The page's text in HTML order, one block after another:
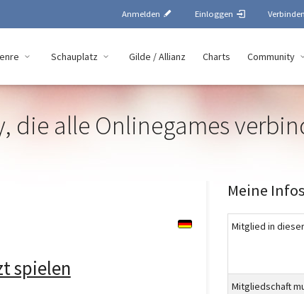
Anmelden Einloggen Verbinden
Schauplatz Gilde / Allianz Charts Community
die alle Onlinegames
spielen
Meine Infos
Mitglied in
Mitgliedschaft